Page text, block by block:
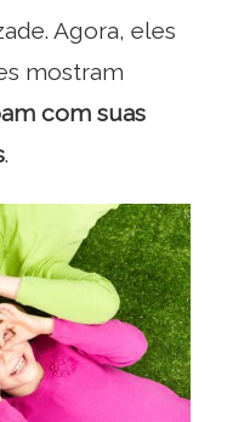
Agora, eles
mostram
com suas
.